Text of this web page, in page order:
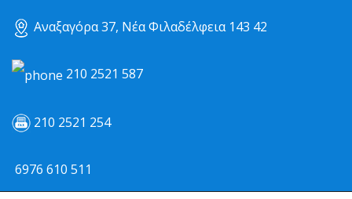
Αναξαγόρα 37, Νέα Φιλαδέλφεια 143 42
210 2521 587
210 2521 254
6976 610 511